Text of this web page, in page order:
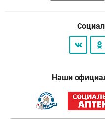
Наши